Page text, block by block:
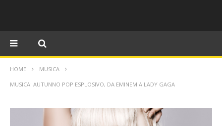
HOME MUSICA
MUSICA: AUTUNNO POP ESPLOSIVO, DA EMINEM A LADY GAGA